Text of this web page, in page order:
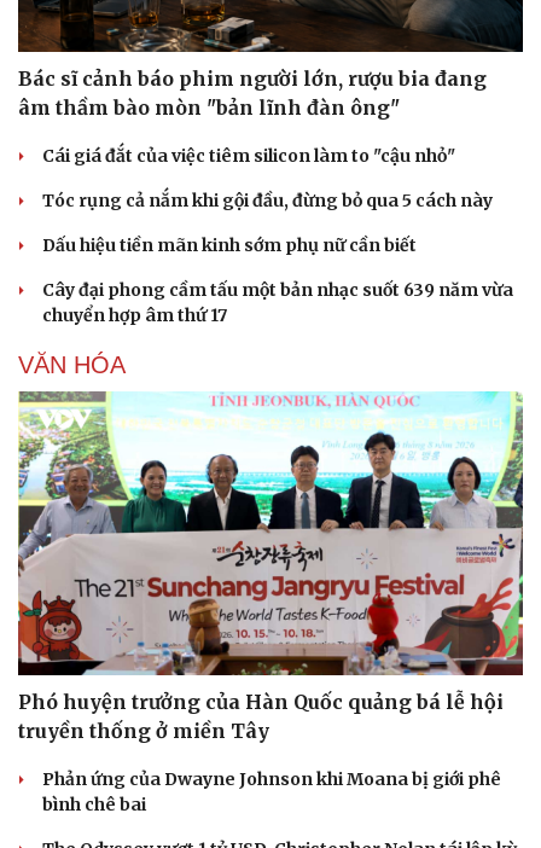
Doanh nghiệp
Thông tin doanh nghiệp
Doanh nghiệp 24h
Vì cộng đồng
Công nghệ
Sành điệu
Tin Công nghệ
Chuyển đổi số
Bác sĩ cảnh báo phim người lớn, rượu bia đang
âm thầm bào mòn "bản lĩnh đàn ông"
Cái giá đắt của việc tiêm silicon làm to "cậu nhỏ"
Tóc rụng cả nắm khi gội đầu, đừng bỏ qua 5 cách này
Dấu hiệu tiền mãn kinh sớm phụ nữ cần biết
Cây đại phong cầm tấu một bản nhạc suốt 639 năm vừa
chuyển hợp âm thứ 17
VĂN HÓA
Phó huyện trưởng của Hàn Quốc quảng bá lễ hội
truyền thống ở miền Tây
Phản ứng của Dwayne Johnson khi Moana bị giới phê
bình chê bai